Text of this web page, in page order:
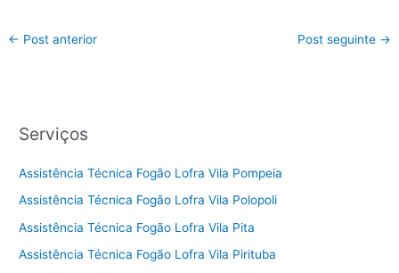
← Post anterior Post seguinte →
Serviços
Assistência Técnica Fogão Lofra Vila Pompeia
Assistência Técnica Fogão Lofra Vila Polopoli
Assistência Técnica Fogão Lofra Vila Pita
Assistência Técnica Fogão Lofra Vila Pirituba